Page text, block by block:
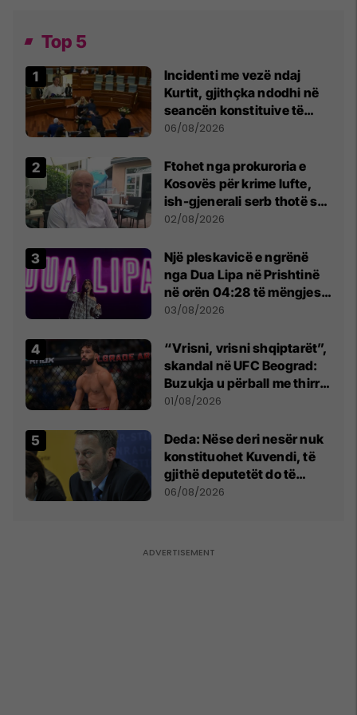
Top 5
Incidenti me vezë ndaj
Kurtit, gjithçka ndodhi në
seancën konstituive të
Kuvendit
06/08/2026
Ftohet nga prokuroria e
Kosovës për krime lufte,
ish-gjenerali serb thotë se
dikush e tradhtoi në
02/08/2026
Një pleskavicë e ngrënë
nga Dua Lipa në Prishtinë
në orën 04:28 të mëngjesit
- dhe bota digjitale serbe
03/08/2026
“Vrisni, vrisni shqiptarët”,
skandal në UFC Beograd:
Buzukja u përball me thirrje
anti-shqiptare nga
01/08/2026
Deda: Nëse deri nesër nuk
konstituohet Kuvendi, të
gjithë deputetët do të
bëjnë shkelje të rëndë
06/08/2026